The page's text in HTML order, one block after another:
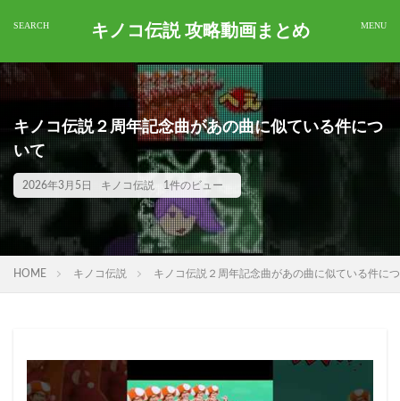
キノコ伝説 攻略動画まとめ
キノコ伝説２周年記念曲があの曲に似ている件につ
いて
2026年3月5日 キノコ伝説 1件のビュー
HOME キノコ伝説 キノコ伝説２周年記念曲があの曲に似ている件に